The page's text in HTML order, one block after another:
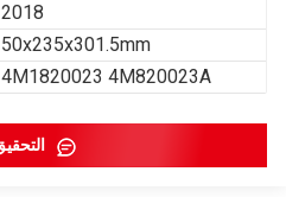
2018
50x235x301.5mm
4M1820023 4M820023A